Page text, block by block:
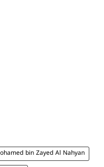
bin Zayed Al Nahyan